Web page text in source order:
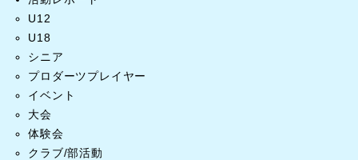
U12
U18
シニア
プロダーツプレイヤー
イベント
大会
体験会
クラブ/部活動